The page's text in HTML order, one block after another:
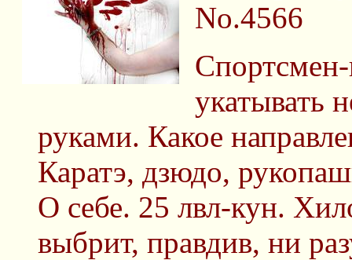
No.4566
укатывать
руками. Какое
Каратэ, дзюдо,
О себе. 25 лвл-кун.
выбрит, правдив, ни